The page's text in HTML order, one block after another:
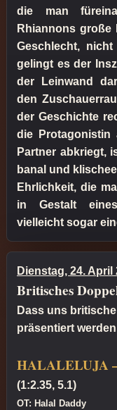
die man
Rhiannons große
Geschlecht,
gelingt es der
der Leinwand
den
der Geschichte
die Protagonistin
Partner abkriegt,
banal und
Ehrlichkeit, die
in Gestalt
vielleicht sogar
Dienstag, 24. April
Britisches
Dass uns
präsentiert
HALALELUJA
(1:2.35, 5.1)
OT: Halal Daddy